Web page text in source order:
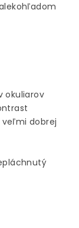
okuliarov
dobrej